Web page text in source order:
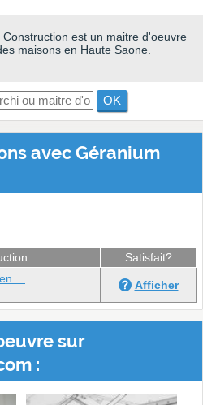
est un maitre d'oeuvre
maisons en Haute Saone.
OK
avec Géranium
Satisfait?
...
Afficher
sur
: